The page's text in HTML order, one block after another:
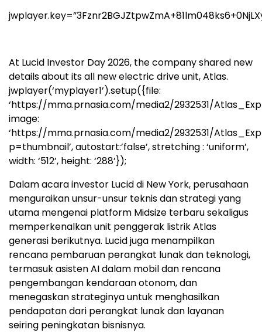
At Lucid Investor Day 2026, the company shared new
details about its all new electric drive unit, Atlas.
jwplayer(‘myplayer1’).setup({file:
‘https://mma.prnasia.com/media2/2932531/
image:
‘https://mma.prnasia.com/media2/2932531/
p=thumbnail’, autostart:’false’, stretching : ‘uniform’,
width: ‘512’, height: ‘288’});
Dalam acara investor Lucid di New York, perusahaan
menguraikan unsur-unsur teknis dan strategi yang
utama mengenai platform Midsize terbaru sekaligus
memperkenalkan unit penggerak listrik Atlas
generasi berikutnya. Lucid juga menampilkan
rencana pembaruan perangkat lunak dan teknologi,
termasuk asisten AI dalam mobil dan rencana
pengembangan kendaraan otonom, dan
menegaskan strateginya untuk menghasilkan
pendapatan dari perangkat lunak dan layanan
seiring peningkatan bisnisnya.